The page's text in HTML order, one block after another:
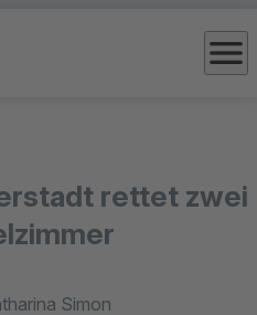
menu
rettet zwei
Simon